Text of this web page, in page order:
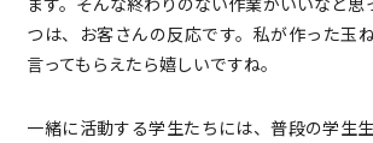
つは、お客さんの反応です。私が作った玉
言ってもらえたら嬉しいですね。
一緒に活動する学生たちには、普段の学生